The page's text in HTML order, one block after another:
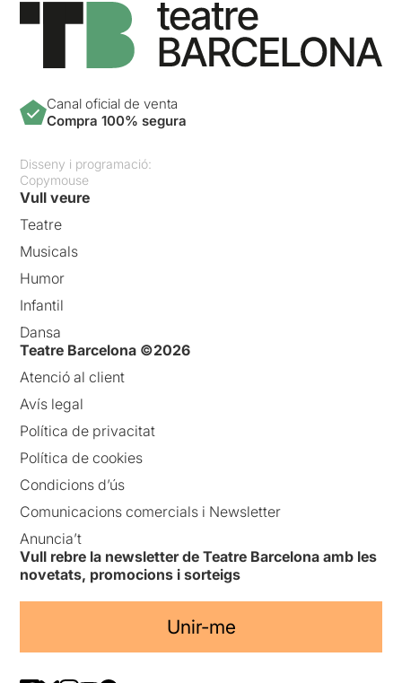
Canal oficial de venta
Compra 100% segura
Disseny i programació:
Copymouse
Vull veure
Teatre
Musicals
Humor
Infantil
Dansa
Teatre Barcelona ©2026
Atenció al client
Avís legal
Política de privacitat
Política de cookies
Condicions d’ús
Comunicacions comercials i Newsletter
Anuncia’t
Vull rebre la newsletter de Teatre Barcelona amb les
novetats, promocions i sorteigs
Unir-me